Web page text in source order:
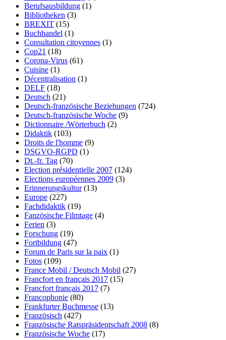
Berufsausbildung (1)
Bibliotheken (3)
BREXIT (15)
Buchhandel (1)
Consultation citoyennes (1)
Cop21 (18)
Corona-Virus (61)
Cuisine (1)
Décentralisation (1)
DELF (18)
Deutsch (21)
Deutsch-französische Beziehungen (724)
Deutsch-französische Woche (9)
Dictionnaire /Wörterbuch (2)
Didaktik (103)
Droits de l'homme (9)
DSGVO-RGPD (1)
Dt.-fr. Tag (70)
Election présidentielle 2007 (124)
Elections européennes 2009 (3)
Erinnerungskultur(13)
Europe (227)
Fachdidaktik (19)
Fanzösische Filmtage (4)
Ferien (3)
Forschung (19)
Fortbildung (47)
Forum de Paris sur la paix (1)
Fotos (109)
France Mobil / Deutsch Mobil (27)
Francfort en français 2017 (15)
Francfort français 2017 (7)
Francophonie (80)
Frankfurter Buchmesse (13)
Französisch (427)
Französische Ratspräsidentschaft 2008 (8)
Französische Woche (17)